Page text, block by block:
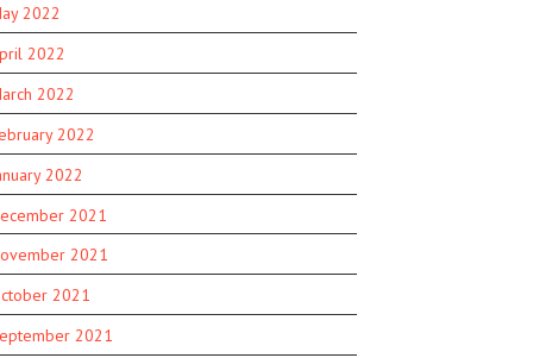
2022
2022
2022
2022
2022
2021
2021
2021
2021